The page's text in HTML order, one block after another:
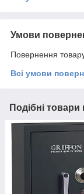
Умови
Повернення
Всі умови
Подібні товари